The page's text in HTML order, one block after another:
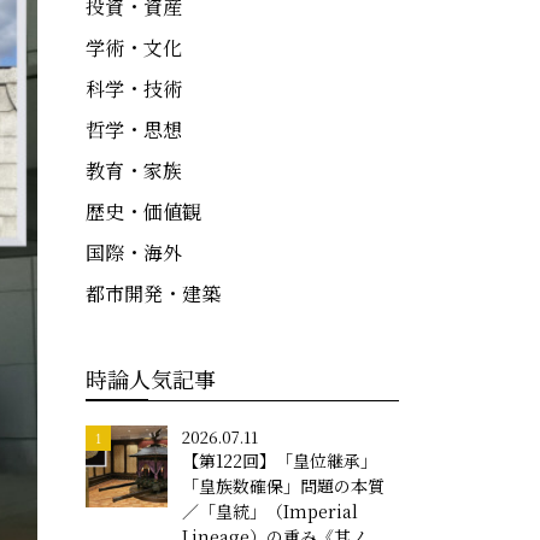
投資・資産
学術・文化
科学・技術
哲学・思想
教育・家族
歴史・価値観
国際・海外
都市開発・建築
時論人気記事
2026.07.11
【第122回】「皇位継承」
「皇族数確保」問題の本質
／「皇統」（Imperial